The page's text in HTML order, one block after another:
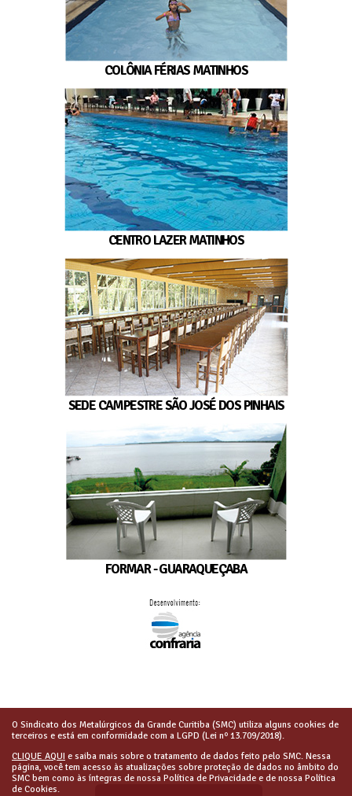
COLÔNIA FÉRIAS MATINHOS
CENTRO LAZER MATINHOS
SEDE CAMPESTRE SÃO JOSÉ DOS PINHAIS
FORMAR - GUARAQUEÇABA
O Sindicato dos Metalúrgicos da Grande Curitiba (SMC) utiliza alguns cookies de
terceiros e está em conformidade com a LGPD (Lei nº 13.709/2018).
CLIQUE AQUI e saiba mais sobre o tratamento de dados feito pelo SMC. Nessa
página, você tem acesso às atualizações sobre proteção de dados no âmbito do
SMC bem como às íntegras de nossa Política de Privacidade e de nossa Política
de Cookies.